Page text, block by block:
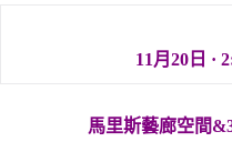
11月20日 ·
馬里斯藝廊空間